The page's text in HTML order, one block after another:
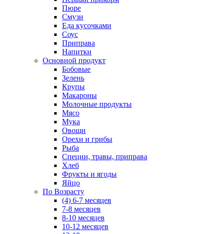
Пюре
Смузи
Еда кусочками
Соус
Приправа
Напитки
Основной продукт
Бобовые
Зелень
Крупы
Макароны
Молочные продукты
Мясо
Мука
Овощи
Орехи и грибы
Рыба
Специи, травы, приправа
Хлеб
Фрукты и ягоды
Яйцо
По Возрасту
(4) 6-7 месяцев
7-8 месяцев
8-10 месяцев
10-12 месяцев